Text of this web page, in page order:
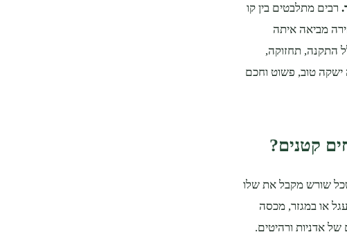
רבים מתלבטים בין קו
מביאה איתה
התקנה, תחזוקה,
ישקה טוב, פשוט וחכם
קטנים?
שורש מקבל את שלו
או במגזר, מכסה
אדניות ורהיטים.